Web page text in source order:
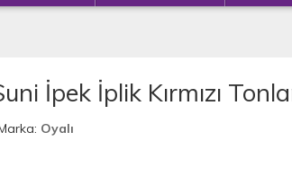
İpek İplik Kırmızı
Oyalı